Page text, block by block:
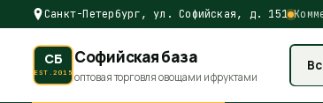
Санкт-Петербург, ул. Софийская, д. 151
СБ
EST.2015
Софийская база
оптовая торговля овощами и фруктами